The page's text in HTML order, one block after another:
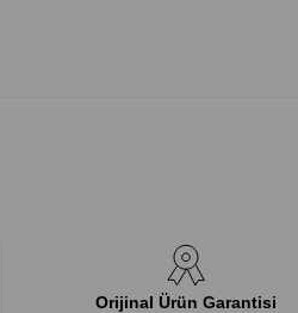
Orijinal Ürün Garantisi